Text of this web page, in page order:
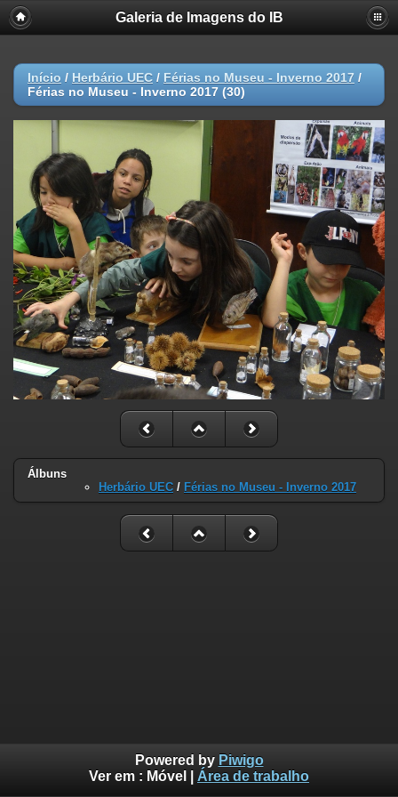
Galeria de Imagens do IB
Início / Herbário UEC / Férias no Museu - Inverno 2017 /
Férias no Museu - Inverno 2017 (30)
Álbuns
Herbário UEC / Férias no Museu - Inverno 2017
Powered by Piwigo
Ver em : Móvel Área de trabalho